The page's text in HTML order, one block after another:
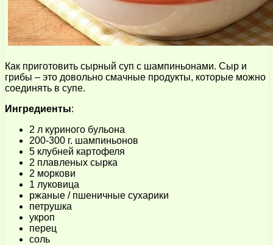
Как приготовить сырный суп с шампиньонами. Сыр и
грибы – это довольно смачные продукты, которые можно
соединять в супе.
Ингредиенты:
2 л куриного бульона
200-300 г. шампиньонов
5 клубней картофеля
2 плавленых сырка
2 моркови
1 луковица
ржаные / пшеничные сухарики
петрушка
укроп
перец
соль